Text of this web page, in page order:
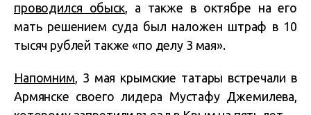
проводился обыск, а также в октябре на его
мать решением суда был наложен штраф в 10
тысяч рублей также «по делу 3 мая».
Напомним, 3 мая крымские татары встречали в
Армянске своего лидера Мустафу Джемилева,